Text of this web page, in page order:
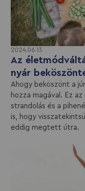
2024.06.13.
Az
nyár
Ahogy beköszönt a
hozza magával. Ez
strandolás és a
is, hogy
eddig megtett útra.